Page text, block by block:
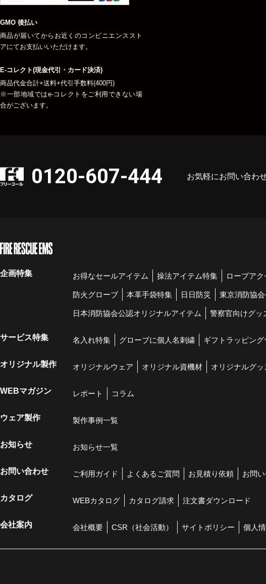
GMO 後払い
商品が届いてからお近くのコンビニエンススト
アにてお支払いいただけます。
E-コレクト(現金代引・カード決済)
商品代金合計+送料+代引手数料(400円)
※一部地域ではe-コレクトをご利用できない場
合がございます。
0120-607-444 お気軽にお問い合わ
企画特集 お得なセールアイテム 操法アイテム特集 ロープア
防火グローブ 本革手袋特集 日日防災 東京消防協
日本消防協会公認オリジナルアイテム 警察官向けグッ
サービス特集 名入れ特集 グローブに個人名刺繍 ギフトラッピング
オリジナル製作 オリジナルウェア オリジナル資機材 オリジナルグッ
WEBマガジン レポート コラム
ウェア製作 製作事例一覧
お知らせ お知らせ一覧
お問い合わせ ご利用ガイド よくあるご質問 お見積り依頼 お問
カタログ WEBカタログ カタログ請求 注文書ダウンロード
会社案内 会社概要 CSR（社会活動） サイトポリシー 個人